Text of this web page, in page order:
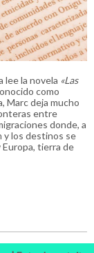
lee la novela «Las
como
Marc deja mucho
entre
donde, a
y los destinos se
tierra de